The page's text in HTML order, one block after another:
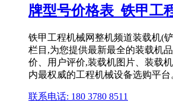
牌型号价格表_铁甲工
铁甲工程机械网整机频道装载机(
栏目,为您提供最新最全的装载机
价、用户评价,装载机图片、装载
内最权威的工程机械设备选购平台
联系电话: 180 3780 8511